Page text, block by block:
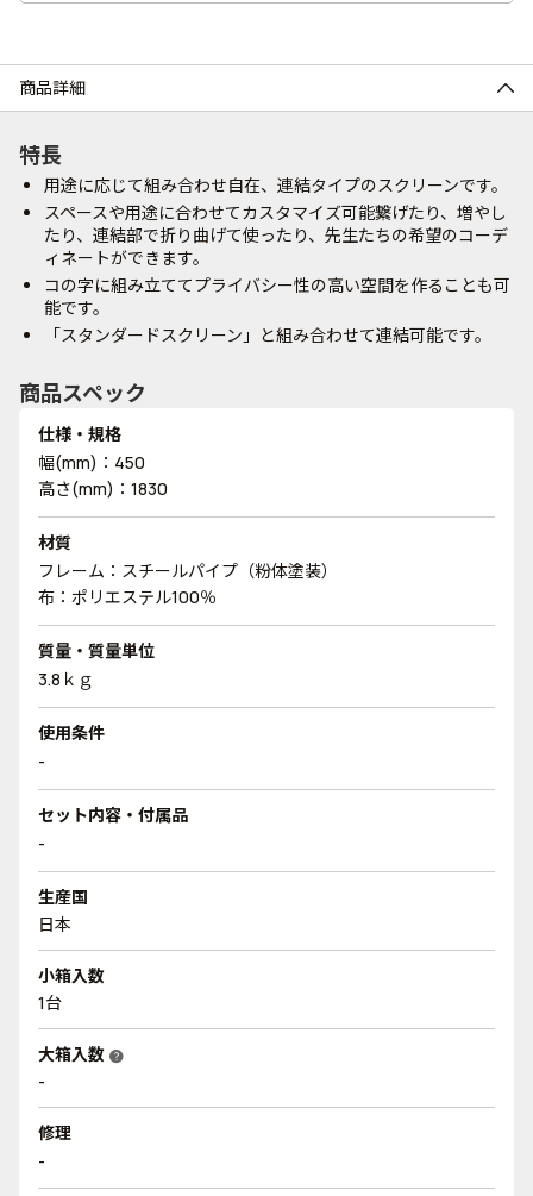
商品詳細
特長
用途に応じて組み合わせ自在、連結タイプのスクリーンです。
スペースや用途に合わせてカスタマイズ可能繋げたり、増やし
たり、連結部で折り曲げて使ったり、先生たちの希望のコーデ
ィネートができます。
コの字に組み立ててプライバシー性の高い空間を作ることも可
能です。
「スタンダードスクリーン」と組み合わせて連結可能です。
商品スペック
仕様・規格
幅(mm)：450
高さ(mm)：1830
材質
フレーム：スチールパイプ（粉体塗装）
布：ポリエステル100％
質量・質量単位
3.8ｋｇ
使用条件
-
セット内容・付属品
-
生産国
日本
小箱入数
1台
大箱入数 help
-
修理
-